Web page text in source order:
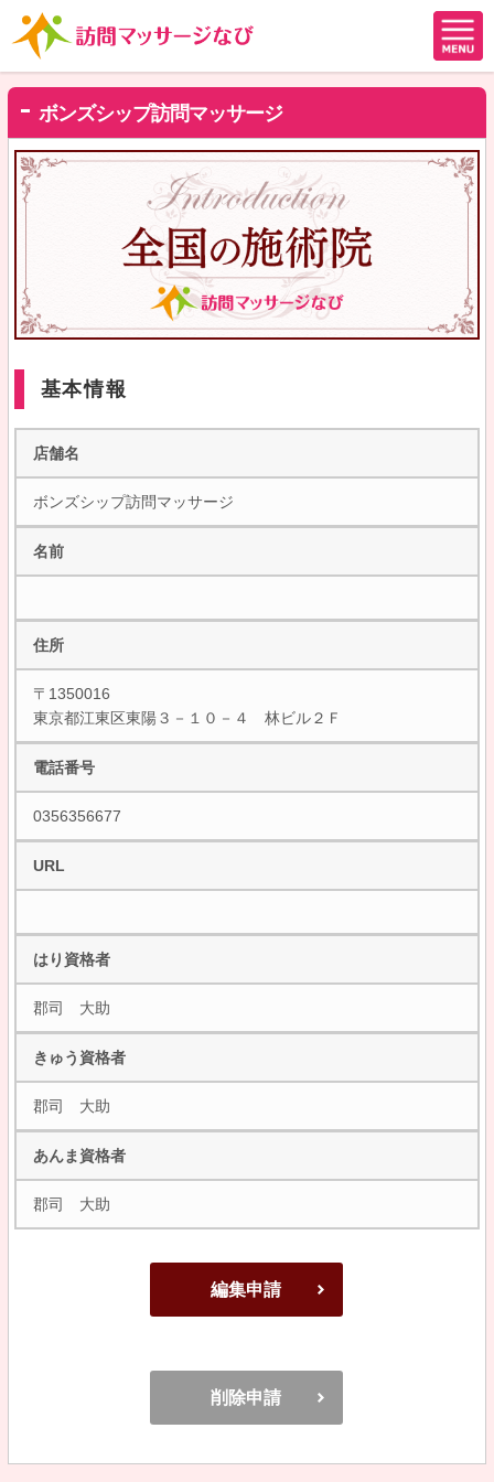
ボンズシップ訪問マッサージ
基本情報
店舗名
ボンズシップ訪問マッサージ
名前
住所
〒1350016
東京都江東区東陽３－１０－４ 林ビル２Ｆ
電話番号
0356356677
URL
はり資格者
郡司 大助
きゅう資格者
郡司 大助
あんま資格者
郡司 大助
編集申請
削除申請